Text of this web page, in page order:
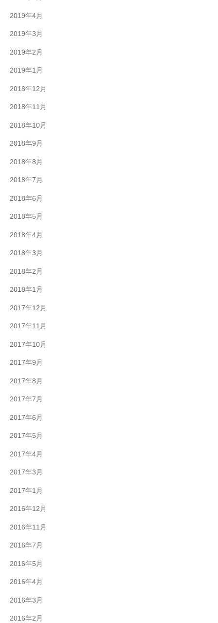
2019年4月
2019年3月
2019年2月
2019年1月
2018年12月
2018年11月
2018年10月
2018年9月
2018年8月
2018年7月
2018年6月
2018年5月
2018年4月
2018年3月
2018年2月
2018年1月
2017年12月
2017年11月
2017年10月
2017年9月
2017年8月
2017年7月
2017年6月
2017年5月
2017年4月
2017年3月
2017年1月
2016年12月
2016年11月
2016年7月
2016年5月
2016年4月
2016年3月
2016年2月